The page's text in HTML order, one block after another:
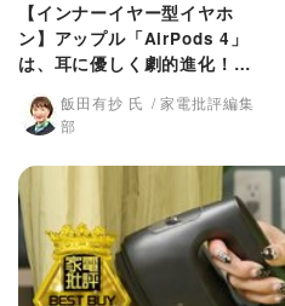
【インナーイヤー型イヤホ
ン】アップル「AirPods 4」
は、耳に優しく劇的進化！
イ】
飯田有抄 氏
家電批評編集
部